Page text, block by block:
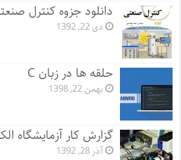
دانلود جزوه کنترل
دی 22, 1392
حلقه ها در زبان C
بهمن 22, 1398
گزارش کار آزمایشگاه
آذر 28, 1392